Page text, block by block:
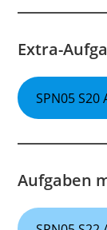
Extra-
SPN05 S20
Aufgaben